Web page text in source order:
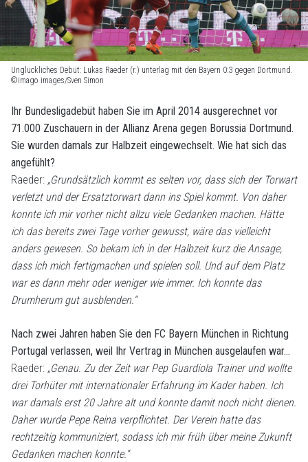
Unglückliches Debüt: Lukas Raeder (r.) unterlag mit den Bayern 0:3 gegen Dortmund.
©imago images/Sven Simon
Ihr Bundesligadebüt haben Sie im April 2014 ausgerechnet vor
71.000 Zuschauern in der Allianz Arena gegen Borussia Dortmund.
Sie wurden damals zur Halbzeit eingewechselt. Wie hat sich das
angefühlt?
Raeder: „Grundsätzlich kommt es selten vor, dass sich der Torwart
verletzt und der Ersatztorwart dann ins Spiel kommt. Von daher
konnte ich mir vorher nicht allzu viele Gedanken machen. Hätte
ich das bereits zwei Tage vorher gewusst, wäre das vielleicht
anders gewesen. So bekam ich in der Halbzeit kurz die Ansage,
dass ich mich fertigmachen und spielen soll. Und auf dem Platz
war es dann mehr oder weniger wie immer. Ich konnte das
Drumherum gut ausblenden.“
Nach zwei Jahren haben Sie den FC Bayern München in Richtung
Portugal verlassen, weil Ihr Vertrag in München ausgelaufen war…
Raeder: „Genau. Zu der Zeit war Pep Guardiola Trainer und wollte
drei Torhüter mit internationaler Erfahrung im Kader haben. Ich
war damals erst 20 Jahre alt und konnte damit noch nicht dienen.
Daher wurde Pepe Reina verpflichtet. Der Verein hatte das
rechtzeitig kommuniziert, sodass ich mir früh über meine Zukunft
Gedanken machen konnte.“